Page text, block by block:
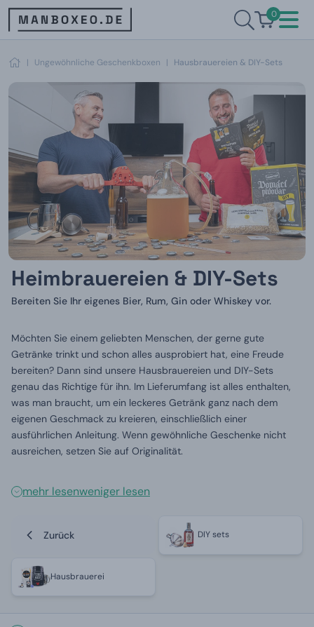
0
| Ungewöhnliche Geschenkboxen | Hausbrauereien & DIY-Sets
Heimbrauereien & DIY-Sets
Bereiten Sie Ihr eigenes Bier, Rum, Gin oder Whiskey vor.
Möchten Sie einem geliebten Menschen, der gerne gute
Getränke trinkt und schon alles ausprobiert hat, eine Freude
bereiten? Dann sind unsere Hausbrauereien und DIY-Sets
genau das Richtige für ihn. Im Lieferumfang ist alles enthalten,
was man braucht, um ein leckeres Getränk ganz nach dem
eigenen Geschmack zu kreieren, einschließlich einer
ausführlichen Anleitung. Wenn gewöhnliche Geschenke nicht
ausreichen, setzen Sie auf Originalität.
mehr lesenweniger lesen
Zurück DIY sets
Hausbrauerei